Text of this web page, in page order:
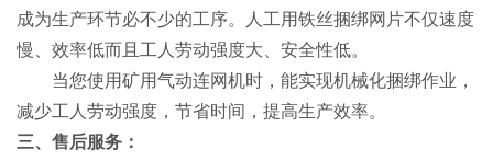
成为生产环节必不少的工序。人工用铁丝捆绑网片不仅速度
慢、效率低而且工人劳动强度大、安全性低。
当您使用矿用气动连网机时，能实现机械化捆绑作业，
减少工人劳动强度，节省时间，提高生产效率。
三、售后服务：